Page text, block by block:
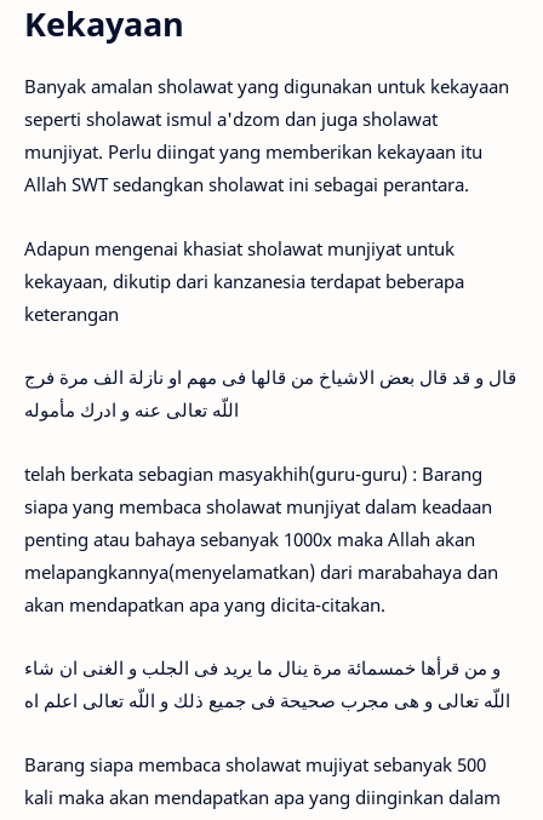
Kekayaan
Banyak amalan sholawat yang digunakan untuk kekayaan
seperti sholawat ismul a'dzom dan juga sholawat
munjiyat. Perlu diingat yang memberikan kekayaan itu
Allah SWT sedangkan sholawat ini sebagai perantara.
Adapun mengenai khasiat sholawat munjiyat untuk
kekayaan, dikutip dari kanzanesia terdapat beberapa
keterangan
قال و قد قال بعض الاشياخ من قالها فى مهم او نازلة الف مرة فرج
اللّه تعالى عنه و ادرك مأموله
telah berkata sebagian masyakhih(guru-guru) : Barang
siapa yang membaca sholawat munjiyat dalam keadaan
penting atau bahaya sebanyak 1000x maka Allah akan
melapangkannya(menyelamatkan) dari marabahaya dan
akan mendapatkan apa yang dicita-citakan.
و من قرأها خمسمائة مرة ينال ما يريد فى الجلب و الغنى ان شاء
اللّه تعالى و هى مجرب صحيحة فى جميع ذلك و اللّه تعالى اعلم اه
Barang siapa membaca sholawat mujiyat sebanyak 500
kali maka akan mendapatkan apa yang diinginkan dalam